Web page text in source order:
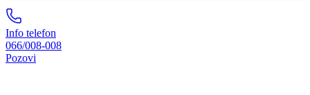
Info telefon
066/008-008
Pozovi